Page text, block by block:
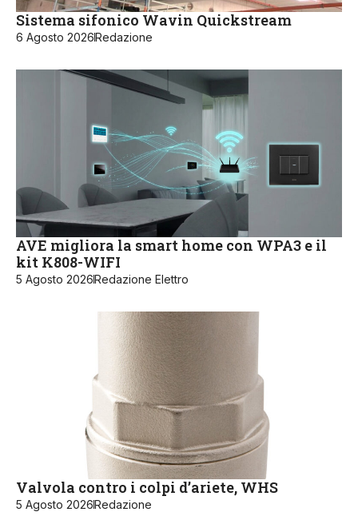
Sistema sifonico Wavin Quickstream
6 Agosto 2026Redazione
AVE migliora la smart home con WPA3 e il
kit K808-WIFI
5 Agosto 2026Redazione Elettro
Valvola contro i colpi d’ariete, WHS
5 Agosto 2026Redazione